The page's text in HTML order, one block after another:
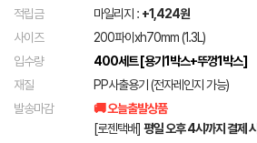
적립금 마일리지 : +1,424원
사이즈
200파이xh70mm (1.3L)
입수량
400세트 [용기1박스+뚜껑1박스]
재질
PP사출용기 (전자레인지 가능)
발송마감
🚚 오늘출발상품
[로젠택배] 평일 오후 4시까지 결제 시